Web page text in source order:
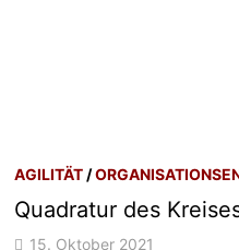
AGILITÄT /
Quadratur des
15. Oktober 2021